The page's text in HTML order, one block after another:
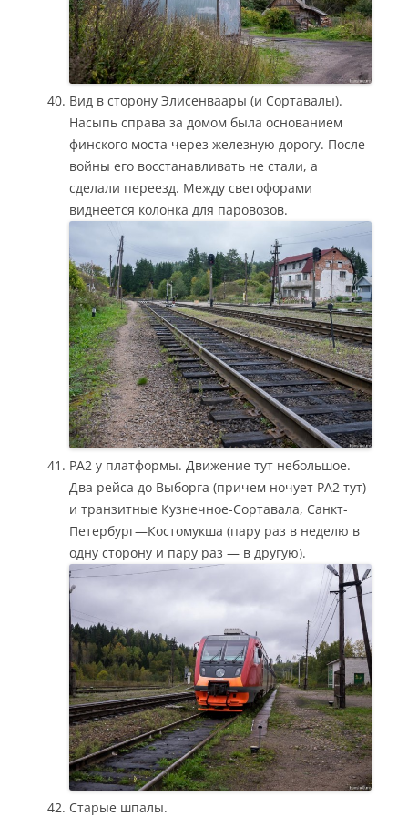
Вид в сторону Элисенваары (и Сортавалы).
Насыпь справа за домом была основанием
финского моста через железную дорогу. После
войны его восстанавливать не стали, а
сделали переезд. Между светофорами
виднеется колонка для паровозов.
РА2 у платформы. Движение тут небольшое.
Два рейса до Выборга (причем ночует РА2 тут)
и транзитные Кузнечное-Сортавала, Санкт-
Петербург—Костомукша (пару раз в неделю в
одну сторону и пару раз — в другую).
Старые шпалы.